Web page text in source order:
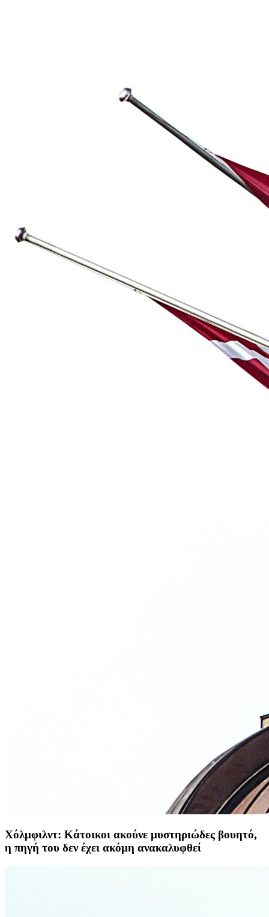
Χόλμφιλντ: Κάτοικοι ακούνε μυστηριώδες βουητό,
η πηγή του δεν έχει ακόμη ανακαλυφθεί